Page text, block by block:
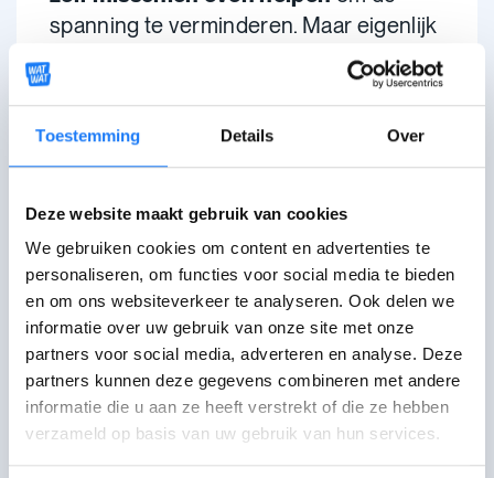
Toestemming Details Over
Deze website maakt gebruik van cookies
We gebruiken cookies om content en advertenties te
personaliseren, om functies voor social media te bieden
en om ons websiteverkeer te analyseren. Ook delen we
informatie over uw gebruik van onze site met onze
partners voor social media, adverteren en analyse. Deze
partners kunnen deze gegevens combineren met andere
informatie die u aan ze heeft verstrekt of die ze hebben
verzameld op basis van uw gebruik van hun services.
spanning te verminderen. Maar eigenlijk
helpt
ontspannen
Sommige van deze dingen zijn
schadelijkvoor jezelf, je lichaam of voor
anderen. Achteraf heb je er vaak
je zelfvertrouwen of contacten met
anderen. Ze geven jevaak nog meer
zorgen.
Het is niet gemakkelijk om ermee te
stoppen. Vaak is het een gewoonte
geworden om met negatieve gevoelens
om te gaan.